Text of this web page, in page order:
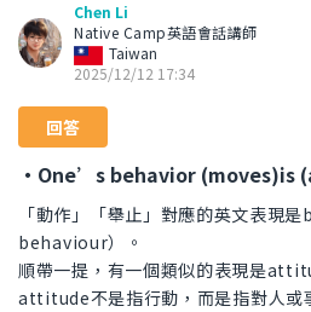
Chen Li
Native Camp英語會話講師
Taiwan
2025/12/12 17:34
回答
・One’s behavior
「動作」「舉止」對應的英文表現
behaviour）。
順帶一提，有一個類似的表現是
attitude不是指行動，而是指對人或